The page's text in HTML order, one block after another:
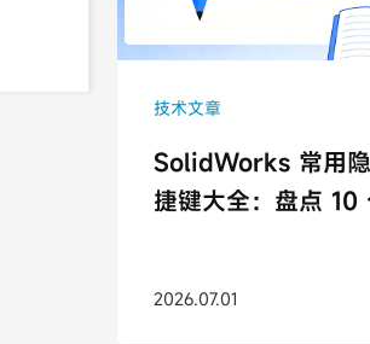
技术文章
SolidWorks 常用
捷键大全：盘点 10
2026.07.01